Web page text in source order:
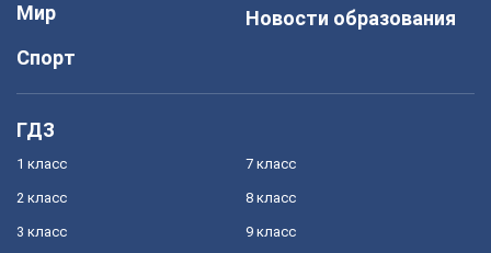
Мир
Спорт
Новости образования
ГДЗ
1 класс
2 класс
3 класс
7 класс
8 класс
9 класс